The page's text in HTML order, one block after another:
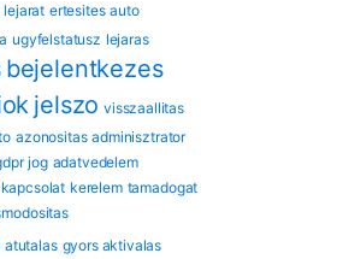
lejarat ertesites auto
ugyfelstatusz lejaras
bejelentkezes
jelszo visszaallitas
azonositas adminisztrator
jog adatvedelem
kapcsolat kerelem tamadogat
atutalas gyors aktivalas